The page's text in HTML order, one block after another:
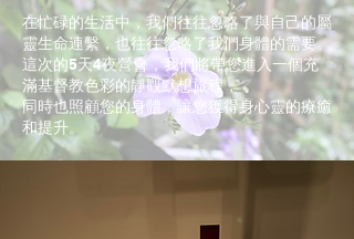
在忙碌的生活中，我們往往忽略了與自己的屬
靈生命連繫，也往往忽略了我們身體的需要。
這次的5天4夜營會，我們將帶您進入一個充
滿基督教色彩的靜觀默想旅程，
同時也照顧您的身體，讓您獲得身心靈的療癒
和提升。